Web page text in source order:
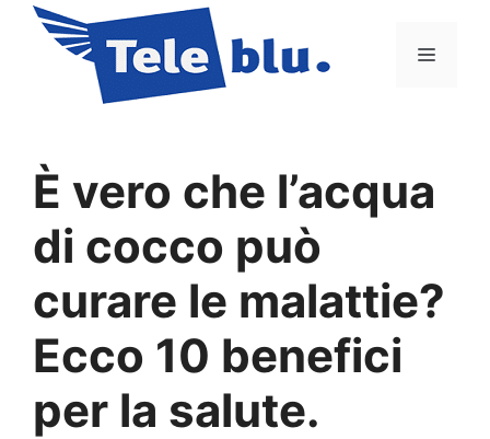
contenuto
Menu
È vero che l’acqua
di cocco può
curare le malattie?
Ecco 10 benefici
per la salute.